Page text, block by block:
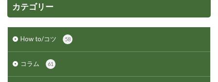
カテゴリー
How to/コツ 58
コラム 61